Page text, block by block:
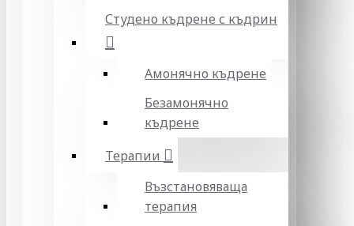
Студено къдрене с къдрин
Амонячно къдрене
Безамонячно
къдрене
Терапии
Възстановяваща
терапия